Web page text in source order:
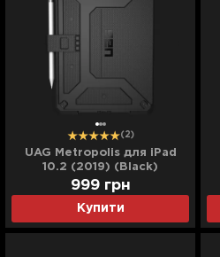
(2)
UAG Metropolis для iPad
10.2 (2019) (Black)
Купити
999 грн